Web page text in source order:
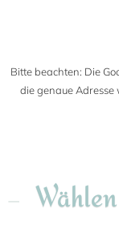
Bitte beachten: Die
die genaue Adresse